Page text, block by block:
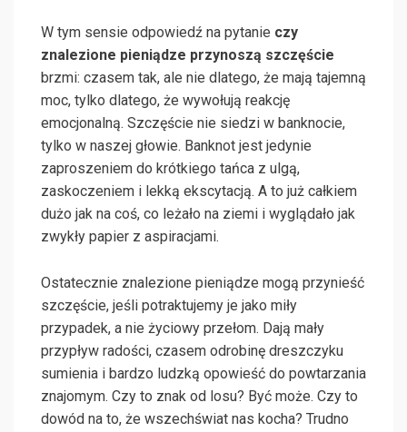
W tym sensie odpowiedź na pytanie czy
znalezione pieniądze przynoszą szczęście
brzmi: czasem tak, ale nie dlatego, że mają tajemną
moc, tylko dlatego, że wywołują reakcję
emocjonalną. Szczęście nie siedzi w banknocie,
tylko w naszej głowie. Banknot jest jedynie
zaproszeniem do krótkiego tańca z ulgą,
zaskoczeniem i lekką ekscytacją. A to już całkiem
dużo jak na coś, co leżało na ziemi i wyglądało jak
zwykły papier z aspiracjami.
Ostatecznie znalezione pieniądze mogą przynieść
szczęście, jeśli potraktujemy je jako miły
przypadek, a nie życiowy przełom. Dają mały
przypływ radości, czasem odrobinę dreszczyku
sumienia i bardzo ludzką opowieść do powtarzania
znajomym. Czy to znak od losu? Być może. Czy to
dowód na to, że wszechświat nas kocha? Trudno